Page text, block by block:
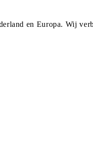
en Europa. Wij